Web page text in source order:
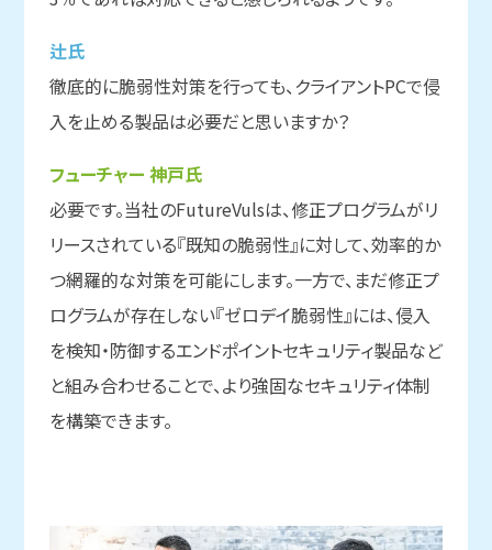
辻氏
徹底的に脆弱性対策を行っても、クライアントPCで侵
入を止める製品は必要だと思いますか？
フューチャー 神戸氏
必要です。当社のFutureVulsは、修正プログラムがリ
リースされている『既知の脆弱性』に対して、効率的か
つ網羅的な対策を可能にします。一方で、まだ修正プ
ログラムが存在しない『ゼロデイ脆弱性』には、侵入
を検知・防御するエンドポイントセキュリティ製品など
と組み合わせることで、より強固なセキュリティ体制
を構築できます。